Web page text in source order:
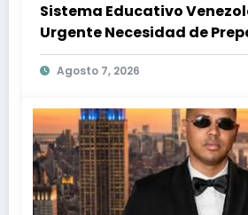
Sistema Educativo
Urgente Necesidad de
Ante Desastres Naturales
Agosto 7, 2026